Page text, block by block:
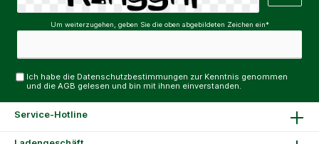
Um weiterzugehen, geben Sie die oben abgebildeten Zeichen ein*
Ich habe die Datenschutzbestimmungen zur Kenntnis genommen
und dieAGB gelesen und bin mit ihnen einverstanden.
Service-Hotline